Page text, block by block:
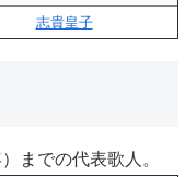
志貴皇子
までの代表歌人。